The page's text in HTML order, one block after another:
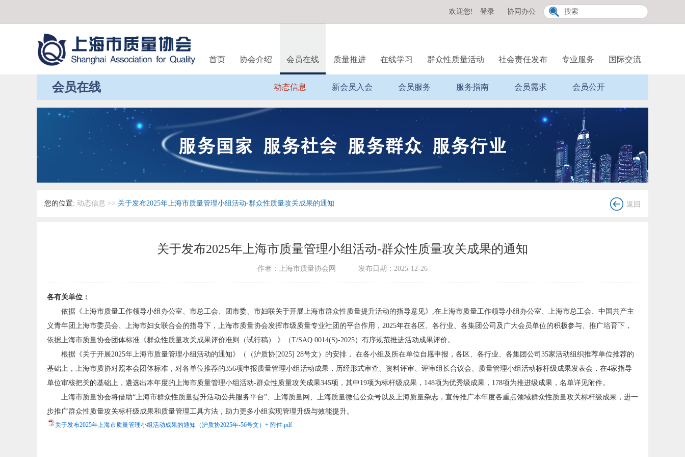
协同办公
欢迎您! 登录
首页 协会介绍 会员在线 质量推进 在线学习 群众性质量活动 社会责任发布 专业服务 国际交流
会员在线 动态信息 新会员入会 会员服务 服务指南 会员需求 会员公开
您的位置: 动态信息 >> 关于发布2025年上海市质量管理小组活动-群众性质量攻关成果的通知 返回
关于发布2025年上海市质量管理小组活动-群众性质量攻关成果的通知
作者：上海市质量协会网 发布日期：2025-12-26
各有关单位：
依据《上海市质量工作领导小组办公室、市总工会、团市委、市妇联关于开展上海市群众性质量提升活动的指导意见》,在上海市质量工作领导小组办公室、上海市总工会、中国共产主
义青年团上海市委员会、上海市妇女联合会的指导下，上海市质量协会发挥市级质量专业社团的平台作用，2025年在各区、各行业、各集团公司及广大会员单位的积极参与、推广培育下，
依据上海市质量协会团体标准《群众性质量攻关成果评价准则（试行稿） 》（T/SAQ 0014(S)-2025）有序规范推进活动成果评价。
根据《关于开展2025年上海市质量管理小组活动的通知》（（沪质协[2025] 28号文）的安排， 在各小组及所在单位自愿申报，各区、各行业、各集团公司35家活动组织推荐单位推荐的
基础上，上海市质协对照本会团体标准，对各单位推荐的356项申报质量管理小组活动成果，历经形式审查、资料评审、评审组长合议会、质量管理小组活动标杆级成果发表会，在4家指导
单位审核把关的基础上，遴选出本年度的上海市质量管理小组活动-群众性质量攻关成果345项，其中19项为标杆级成果，148项为优秀级成果，178项为推进级成果，名单详见附件。
上海市质量协会将借助“上海市群众性质量提升活动公共服务平台”、上海质量网、上海质量微信公众号以及上海质量杂志，宣传推广本年度各重点领域群众性质量攻关标杆级成果，进一
步推广群众性质量攻关标杆级成果和质量管理工具方法，助力更多小组实现管理升级与效能提升。
关于发布2025年上海市质量管理小组活动成果的通知（沪质协2025年-56号文）+ 附件.pdf